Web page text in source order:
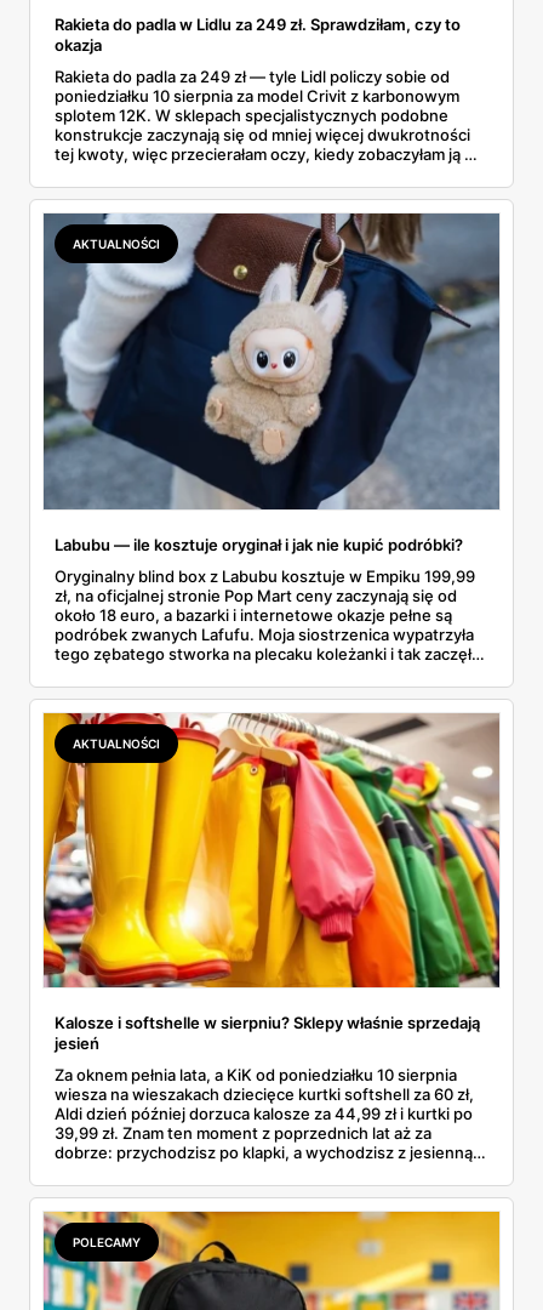
Rakieta do padla w Lidlu za 249 zł. Sprawdziłam, czy to
okazja
Rakieta do padla za 249 zł — tyle Lidl policzy sobie od
poniedziałku 10 sierpnia za model Crivit z karbonowym
splotem 12K. W sklepach specjalistycznych podobne
konstrukcje zaczynają się od mniej więcej dwukrotności
tej kwoty, więc przecierałam oczy, kiedy zobaczyłam ją w
najszybciej rosnący sport w Polsce: kortów przybywa
lawinowo, a chętnych jeszcze szybciej. Sprawdziłam, co
dokładnie dostajemy za te pieniądze i komu taka rakieta
faktycznie wystarczy.
AKTUALNOŚCI
Labubu — ile kosztuje oryginał i jak nie kupić podróbki?
Oryginalny blind box z Labubu kosztuje w Empiku 199,99
zł, na oficjalnej stronie Pop Mart ceny zaczynają się od
około 18 euro, a bazarki i internetowe okazje pełne są
podróbek zwanych Lafufu. Moja siostrzenica wypatrzyła
tego zębatego stworka na plecaku koleżanki i tak zaczęło
kosztuje i po czym poznać, że sprzedawca nie wciska nam
podróbki. Spisałam wszystko, czego się dowiedziałam —
łącznie z jedną wpadką, o której za chwilę.
AKTUALNOŚCI
Kalosze i softshelle w sierpniu? Sklepy właśnie sprzedają
jesień
Za oknem pełnia lata, a KiK od poniedziałku 10 sierpnia
wiesza na wieszakach dziecięce kurtki softshell za 60 zł,
Aldi dzień później dorzuca kalosze za 44,99 zł i kurtki po
39,99 zł. Znam ten moment z poprzednich lat aż za
dobrze: przychodzisz po klapki, a wychodzisz z jesienną
pojawi się w gazetkach w przyszłym tygodniu i czy jest
sens kupować jesień, zanim skończą się wakacje.
POLECAMY